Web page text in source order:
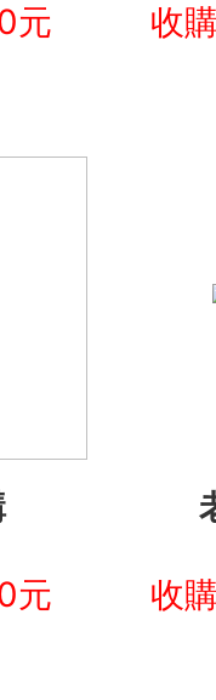
元 收
元 收